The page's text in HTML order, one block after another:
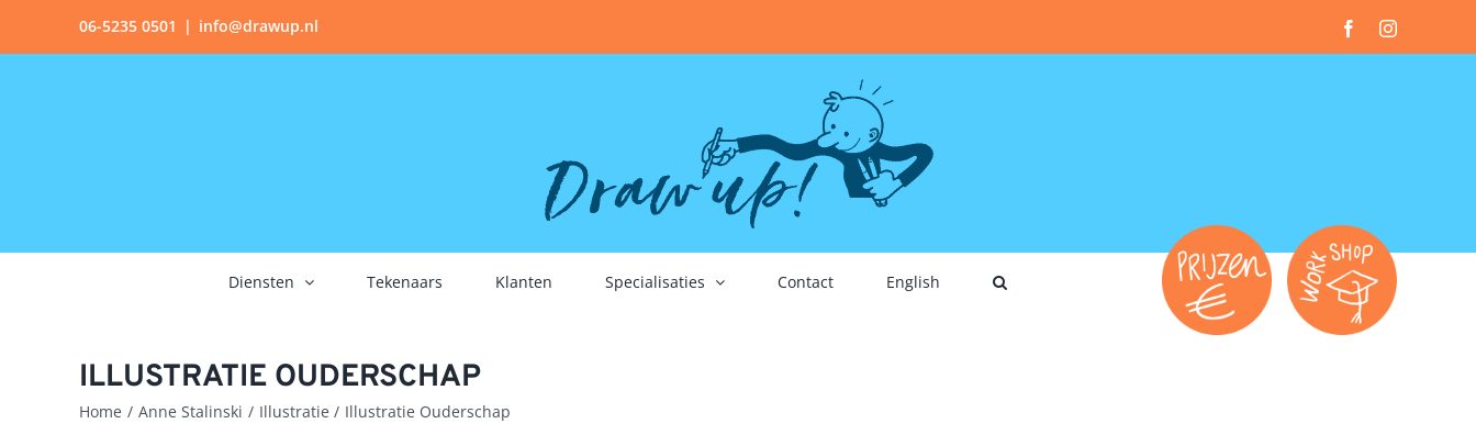
06-5235 0501 | info@drawup.nl FacebookInstagram
Diensten Tekenaars Klanten Specialisaties Contact English
ILLUSTRATIE OUDERSCHAP
Home Anne Stalinski Illustratie Illustratie Ouderschap